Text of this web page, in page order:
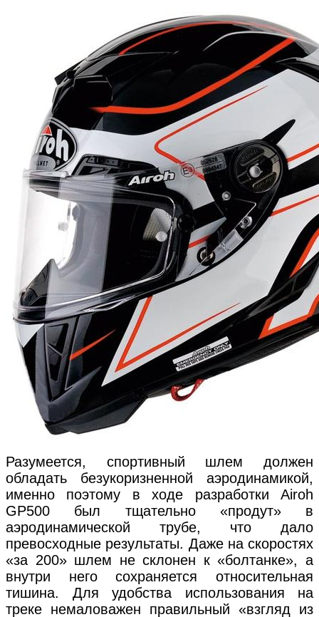
Разумеется, спортивный шлем должен
обладать безукоризненной аэродинамикой,
именно поэтому в ходе разработки Airoh
GP500 был тщательно «продут» в
аэродинамической трубе, что дало
превосходные результаты. Даже на скоростях
«за 200» шлем не склонен к «болтанке», а
внутри него сохраняется относительная
тишина. Для удобства использования на
треке немаловажен правильный «взгляд из